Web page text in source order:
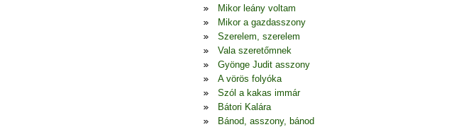
Mikor leány voltam
Mikor a gazdasszony
Szerelem, szerelem
Vala szeretőmnek
Gyönge Judit asszony
A vörös folyóka
Szól a kakas immár
Bátori Kalára
Bánod, asszony, bánod